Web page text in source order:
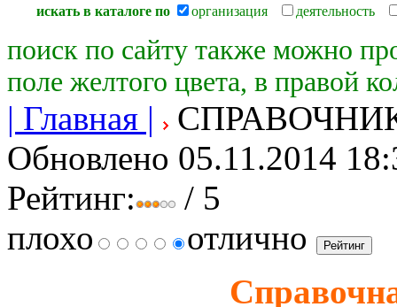
искать в каталоге по организация деятельность
поиск по сайту также можно
поле желтого цвета, в правой
| Главная |
Обновлено 05.11.2014
Рейтинг:
/ 5
плохо
отлично